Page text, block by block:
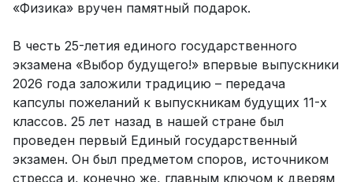
«Физика» вручен памятный подарок.
В честь 25-летия единого государственного
экзамена «Выбор будущего!» впервые выпускники
2026 года заложили традицию – передача
капсулы пожеланий к выпускникам будущих 11-х
классов. 25 лет назад в нашей стране был
проведен первый Единый государственный
экзамен. Он был предметом споров, источником
стресса и, конечно же, главным ключом к дверям